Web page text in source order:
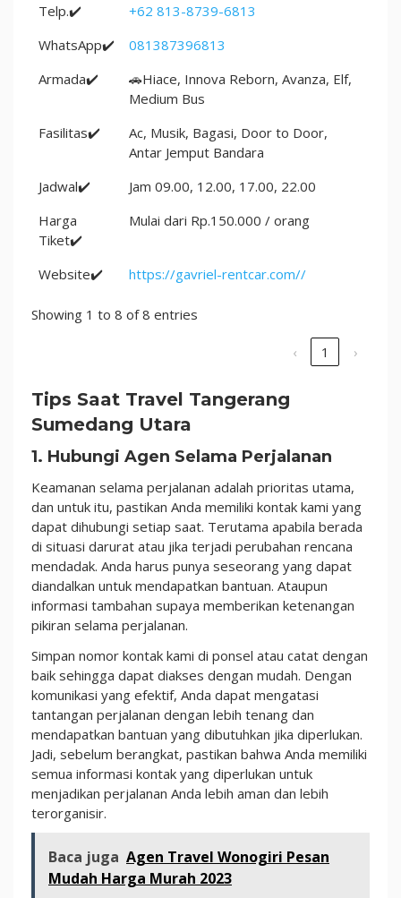
Telp.✔️
+62 813-8739-6813
WhatsApp✔️
081387396813
Armada✔️
🚗Hiace, Innova Reborn, Avanza, Elf,
Medium Bus
Fasilitas✔️
Ac, Musik, Bagasi, Door to Door,
Antar Jemput Bandara
Jadwal✔️
Jam 09.00, 12.00, 17.00, 22.00
Harga
Tiket✔️
Mulai dari Rp.150.000 / orang
Website✔️ https://gavriel-rentcar.com//
Showing 1 to 8 of 8 entries
‹ 1 ›
Tips Saat Travel Tangerang
Sumedang Utara
1. Hubungi Agen Selama Perjalanan
Keamanan selama perjalanan adalah prioritas utama,
dan untuk itu, pastikan Anda memiliki kontak kami yang
dapat dihubungi setiap saat. Terutama apabila berada
di situasi darurat atau jika terjadi perubahan rencana
mendadak. Anda harus punya seseorang yang dapat
diandalkan untuk mendapatkan bantuan. Ataupun
informasi tambahan supaya memberikan ketenangan
pikiran selama perjalanan.
Simpan nomor kontak kami di ponsel atau catat dengan
baik sehingga dapat diakses dengan mudah. Dengan
komunikasi yang efektif, Anda dapat mengatasi
tantangan perjalanan dengan lebih tenang dan
mendapatkan bantuan yang dibutuhkan jika diperlukan.
Jadi, sebelum berangkat, pastikan bahwa Anda memiliki
semua informasi kontak yang diperlukan untuk
menjadikan perjalanan Anda lebih aman dan lebih
terorganisir.
Baca juga Agen Travel Wonogiri Pesan
Mudah Harga Murah 2023